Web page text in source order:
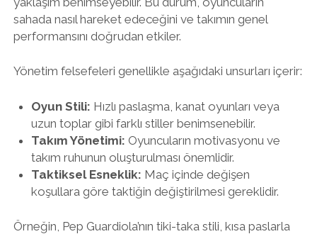
sahada nasıl hareket edeceğini ve takımın genel
performansını doğrudan etkiler.
Yönetim felsefeleri genellikle aşağıdaki unsurları içerir:
Oyun Stili: Hızlı paslaşma, kanat oyunları veya
uzun toplar gibi farklı stiller benimsenebilir.
Takım Yönetimi: Oyuncuların motivasyonu ve
takım ruhunun oluşturulması önemlidir.
Taktiksel Esneklik: Maç içinde değişen
koşullara göre taktiğin değiştirilmesi gereklidir.
Örneğin, Pep Guardiola’nın tiki-taka stili, kısa paslarla